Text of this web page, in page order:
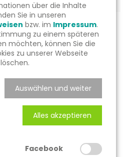
Pakets“ von
können Sie sich - während
die Wege leiten - mit
Klienten und
auf das tägliche
unseren Service ohne
Warteschleife, mit
viel Empathie.
über die Inhalte
Sie in unseren
bzw. im Impressum.
zu einem späteren
möchten, können Sie die
zu unserer Webseite
Auswählen und weiter
Alles akzeptieren
Facebook